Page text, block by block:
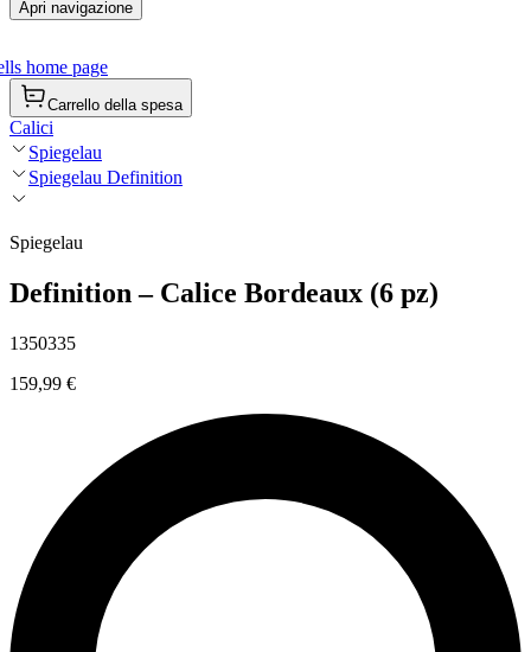
Apri navigazione
home page
Carrello della spesa
Calici
Spiegelau
Spiegelau Definition
Spiegelau
Definition – Calice Bordeaux (6 pz)
1350335
159,99 €